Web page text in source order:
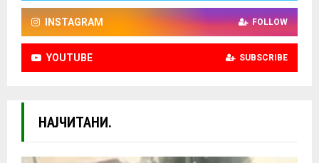
INSTAGRAM FOLLOW
YOUTUBE SUBSCRIBE
НАЈЧИТАНИ.